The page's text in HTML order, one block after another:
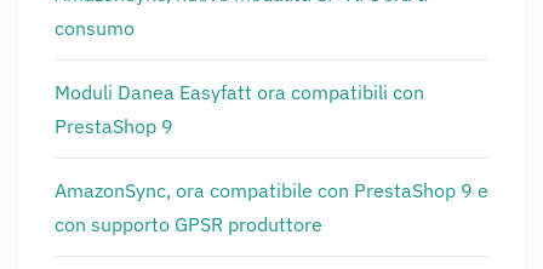
consumo
Moduli Danea Easyfatt ora compatibili con
PrestaShop 9
AmazonSync, ora compatibile con PrestaShop 9 e
con supporto GPSR produttore